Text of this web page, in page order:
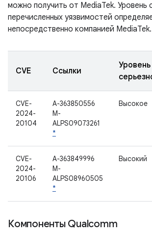
можно получить от MediaTek. Уровень
перечисленных уязвимостей
непосредственно компанией MediaTek.
CVE Ссылки
Уровень
CVE-
2024-
20104
A-363850556
M-
ALPS09073261
*
Высокое
CVE-
2024-
20106
A-363849996
M-
ALPS08960505
*
Высокий
Компоненты Qualcomm